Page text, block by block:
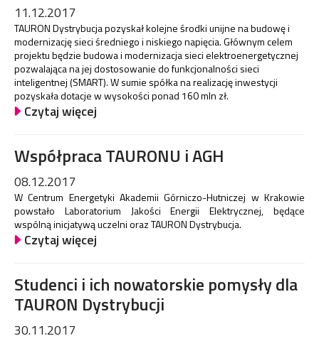
11.12.2017
TAURON Dystrybucja pozyskał kolejne środki unijne na budowę i
modernizację sieci średniego i niskiego napięcia. Głównym celem
projektu będzie budowa i modernizacja sieci elektroenergetycznej
pozwalająca na jej dostosowanie do funkcjonalności sieci
inteligentnej (SMART). W sumie spółka na realizację inwestycji
pozyskała dotacje w wysokości ponad 160 mln zł.
Czytaj więcej
Współpraca TAURONU i AGH
08.12.2017
W Centrum Energetyki Akademii Górniczo-Hutniczej w Krakowie
powstało Laboratorium Jakości Energii Elektrycznej, będące
wspólną inicjatywą uczelni oraz TAURON Dystrybucja.
Czytaj więcej
Studenci i ich nowatorskie pomysły dla
TAURON Dystrybucji
30.11.2017